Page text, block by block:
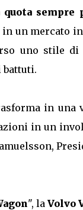
in un mercato
uno stile
battuti.
in una
in un
", la Volvo